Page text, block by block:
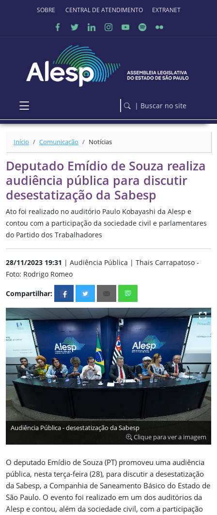
Ir para o conteúdo principal
SOBRE O PORTALCENTRAL DE ATENDIMENTO EXTRANET
| Buscar no site
Início Comunicação Notícias
Deputado Emídio de Souza realiza
audiência pública para discutir
desestatização da Sabesp
Ato foi realizado no auditório Paulo Kobayashi da Alesp e
contou com a participação da sociedade civil e parlamentares
do Partido dos Trabalhadores
28/11/2023 19:31 | Audiência Pública | Thais Carrapatoso -
Foto: Rodrigo Romeo
Compartilhar:
Audiência Pública - desestatização da Sabesp
Clique para ver a imagem
O deputado Emídio de Souza (PT) promoveu uma audiência
pública, nesta terça-feira (28), para discutir a desestatização
da Sabesp, a Companhia de Saneamento Básico do Estado de
São Paulo. O evento foi realizado em um dos auditórios da
Alesp e contou, além da sociedade civil, com a participação